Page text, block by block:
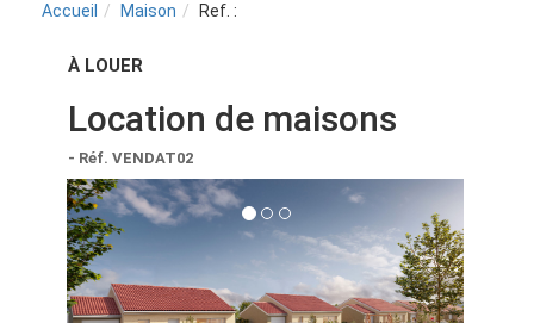
Accueil Maison Ref. :
À LOUER
Location de maisons
- Réf. VENDAT02